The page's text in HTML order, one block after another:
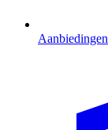
Aanbiedingen